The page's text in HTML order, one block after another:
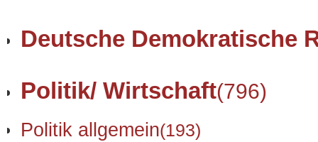
Deutsche Demokratische
Politik/ Wirtschaft(796)
Politik allgemein(193)